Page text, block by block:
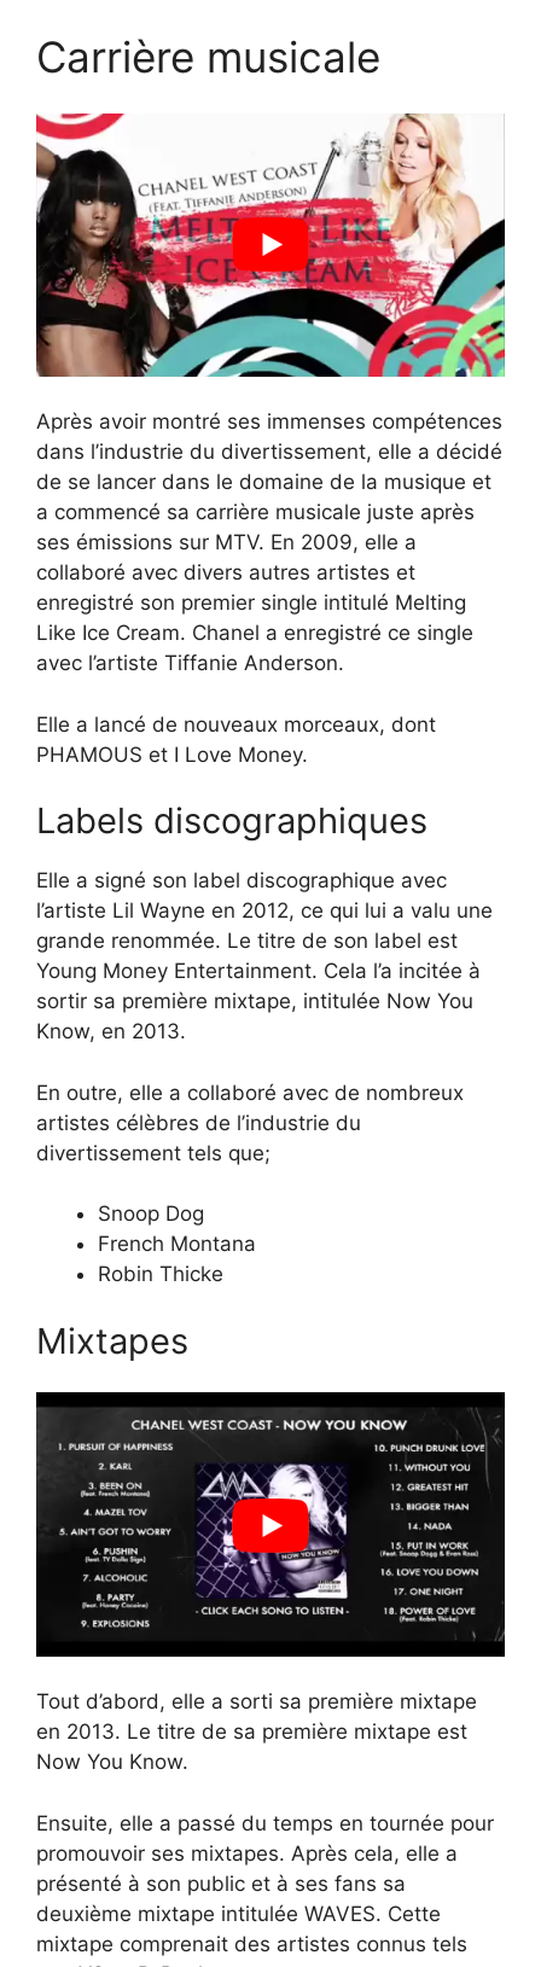
Carrière musicale
Après avoir montré ses immenses compétences
dans l’industrie du divertissement, elle a décidé
de se lancer dans le domaine de la musique et
a commencé sa carrière musicale juste après
ses émissions sur MTV. En 2009, elle a
collaboré avec divers autres artistes et
enregistré son premier single intitulé Melting
Like Ice Cream. Chanel a enregistré ce single
avec l’artiste Tiffanie Anderson.
Elle a lancé de nouveaux morceaux, dont
PHAMOUS et I Love Money.
Labels discographiques
Elle a signé son label discographique avec
l’artiste Lil Wayne en 2012, ce qui lui a valu une
grande renommée. Le titre de son label est
Young Money Entertainment. Cela l’a incitée à
sortir sa première mixtape, intitulée Now You
Know, en 2013.
En outre, elle a collaboré avec de nombreux
artistes célèbres de l’industrie du
divertissement tels que;
Snoop Dog
French Montana
Robin Thicke
Mixtapes
Tout d’abord, elle a sorti sa première mixtape
en 2013. Le titre de sa première mixtape est
Now You Know.
Ensuite, elle a passé du temps en tournée pour
promouvoir ses mixtapes. Après cela, elle a
présenté à son public et à ses fans sa
deuxième mixtape intitulée WAVES. Cette
mixtape comprenait des artistes connus tels